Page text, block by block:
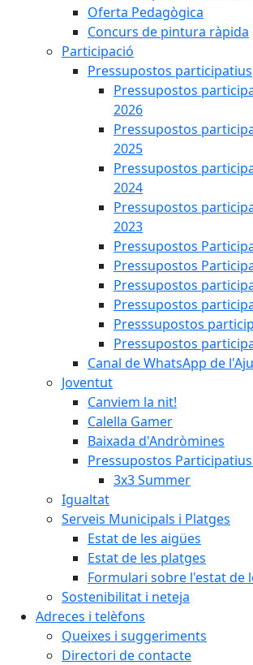
Oferta Pedagògica
Concurs de pintura ràpida
Participació
Pressupostos participatius
Pressupostos
2026
Pressupostos
2025
Pressupostos
2024
Pressupostos
2023
Pressupostos
Pressupostos
Pressupostos
Pressupostos
Presssupostos
Pressupostos
Canal de WhatsApp de
Joventut
Canviem la nit!
Calella Gamer
Baixada d'Andròmines
Pressupostos
3x3 Summer
Igualtat
Serveis Municipals i Platges
Estat de les aigües
Estat de les platges
Formulari sobre l'estat de
Sostenibilitat i neteja
Adreces i telèfons
Queixes i suggeriments
Directori de contacte